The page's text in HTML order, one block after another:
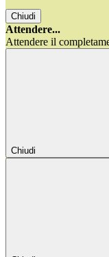
Chiudi
Attendere...
Attendere il
Chiudi